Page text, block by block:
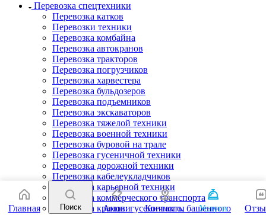
Перевозка спецтехники
Перевозка катков
Перевозки техники
Перевозка комбайна
Перевозка автокранов
Перевозка тракторов
Перевозка погрузчиков
Перевозка харвестера
Перевозка бульдозеров
Перевозка подъемников
Перевозка экскаваторов
Перевозка тяжелой техники
Перевозка военной техники
Перевозка буровой на трале
Перевозка гусеничной техники
Перевозка дорожной техники
Перевозка кабелеукладчиков
Перевозка карьерной техники
Перевозка коммерческого транспорта
Перевозка кранов: гусеничного, башенного
Главная Поиск Акции Контакты Услуги